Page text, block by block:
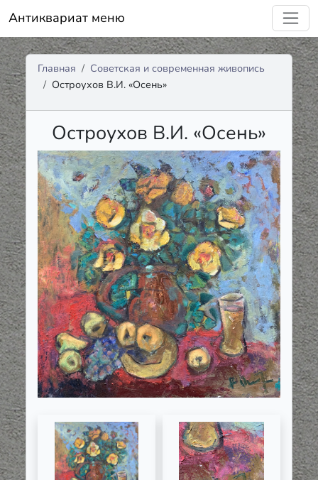
Антиквариат меню
Главная
Советская и современная живопись
Остроухов В.И. «Осень»
Остроухов В.И. «Осень»